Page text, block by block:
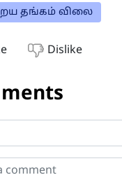
தங்கம் விலை
Dislike